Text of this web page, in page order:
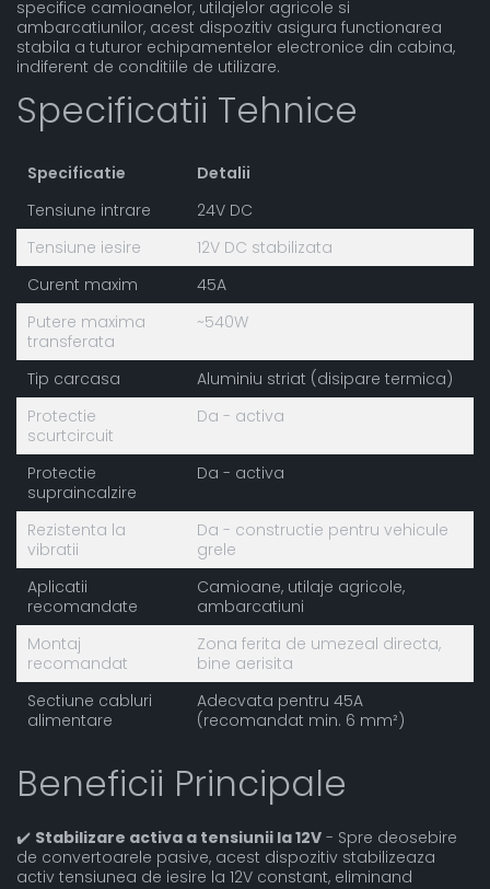
specifice camioanelor, utilajelor agricole si
ambarcatiunilor, acest dispozitiv asigura functionarea
stabila a tuturor echipamentelor electronice din cabina,
indiferent de conditiile de utilizare.
Specificatii Tehnice
Specificatie
Detalii
Tensiune intrare
24V DC
Tensiune iesire
12V DC stabilizata
Curent maxim
45A
Putere maxima
transferata
~540W
Tip carcasa
Aluminiu striat (disipare termica)
Protectie
scurtcircuit
Da - activa
Protectie
supraincalzire
Da - activa
Rezistenta la
vibratii
Da - constructie pentru vehicule
grele
Aplicatii
recomandate
Camioane, utilaje agricole,
ambarcatiuni
Montaj
recomandat
Zona ferita de umezeal directa,
bine aerisita
Sectiune cabluri
alimentare
Adecvata pentru 45A
(recomandat min. 6 mm²)
Beneficii Principale
✔️ Stabilizare activa a tensiunii la 12V - Spre deosebire
de convertoarele pasive, acest dispozitiv stabilizeaza
activ tensiunea de iesire la 12V constant, eliminand